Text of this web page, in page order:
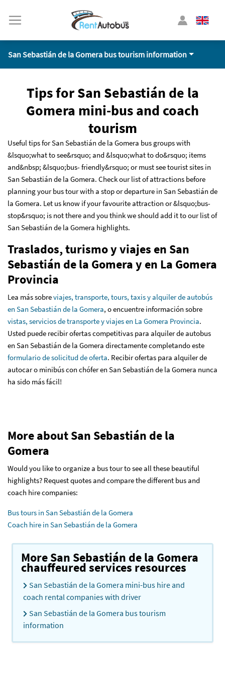
San Sebastián de la Gomera bus tourism information
Tips for San Sebastián de la
Gomera mini-bus and coach
tourism
Useful tips for San Sebastián de la Gomera bus groups with
&lsquo;what to see&rsquo; and &lsquo;what to do&rsquo; items
and&nbsp; &lsquo;bus- friendly&rsquo; or must see tourist sites in
San Sebastián de la Gomera. Check our list of attractions before
planning your bus tour with a stop or departure in San Sebastián de
la Gomera. Let us know if your favourite attraction or &lsquo;bus-
stop&rsquo; is not there and you think we should add it to our list of
San Sebastián de la Gomera highlights.
Traslados, turismo y viajes en San
Sebastián de la Gomera y en La Gomera
Provincia
Lea más sobreviajes, transporte, tours, taxis y alquiler de autobús
en San Sebastián de la Gomera, o encuentre información sobre
vistas, servicios de transporte y viajes en La Gomera Provincia.
Usted puede recibir ofertas competitivas para alquiler de autobus
en San Sebastián de la Gomera directamente completando este
formulario de solicitud de oferta. Recibir ofertas para alquiler de
autocar o minibús con chófer en San Sebastián de la Gomera nunca
ha sido más fácil!
More about San Sebastián de la
Gomera
Would you like to organize a bus tour to see all these beautiful
highlights? Request quotes and compare the different bus and
coach hire companies:
Bus tours in San Sebastián de la Gomera
Coach hire in San Sebastián de la Gomera
More San Sebastián de la Gomera
chauffeured services resources
San Sebastián de la Gomera mini-bus hire and
coach rental companies with driver
San Sebastián de la Gomera bus tourism
information